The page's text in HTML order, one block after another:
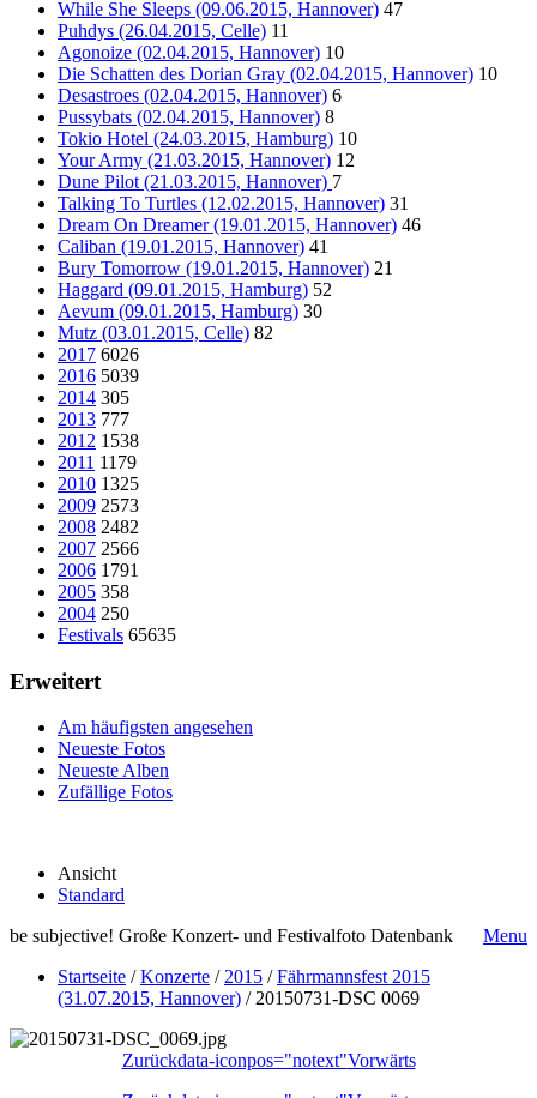
While She Sleeps (09.06.2015, Hannover) 47
Puhdys (26.04.2015, Celle) 11
Agonoize (02.04.2015, Hannover) 10
Die Schatten des Dorian Gray (02.04.2015, Hannover) 10
Desastroes (02.04.2015, Hannover) 6
Pussybats (02.04.2015, Hannover) 8
Tokio Hotel (24.03.2015, Hamburg) 10
Your Army (21.03.2015, Hannover) 12
Dune Pilot (21.03.2015, Hannover) 7
Talking To Turtles (12.02.2015, Hannover) 31
Dream On Dreamer (19.01.2015, Hannover) 46
Caliban (19.01.2015, Hannover) 41
Bury Tomorrow (19.01.2015, Hannover) 21
Haggard (09.01.2015, Hamburg) 52
Aevum (09.01.2015, Hamburg) 30
Mutz (03.01.2015, Celle) 82
2017 6026
2016 5039
2014 305
2013 777
2012 1538
2011 1179
2010 1325
2009 2573
2008 2482
2007 2566
2006 1791
2005 358
2004 250
Festivals 65635
Erweitert
Am häufigsten angesehen
Neueste Fotos
Neueste Alben
Zufällige Fotos
Ansicht
Standard
be subjective! Große Konzert- und Festivalfoto Datenbank
Menu
Startseite /Konzerte / 2015 /Fährmannsfest 2015
(31.07.2015, Hannover) / 20150731-DSC 0069
Zurückdata-iconpos="notext"Vorwärts